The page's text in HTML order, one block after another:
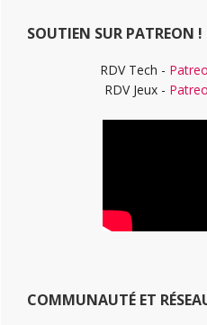
SOUTIEN SUR PATREON !
RDV Tech -
RDV Jeux -
COMMUNAUTÉ ET